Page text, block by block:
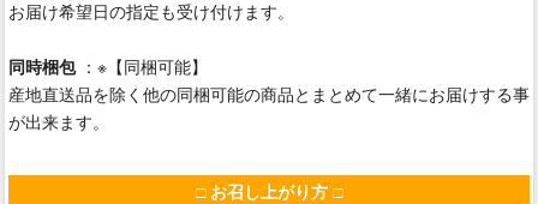
お届け希望日の指定も受け付けます。
同時梱包 ：※【同梱可能】
産地直送品を除く他の同梱可能の商品とまとめて一緒にお届けする事
が出来ます。
□ お召し上がり方 □